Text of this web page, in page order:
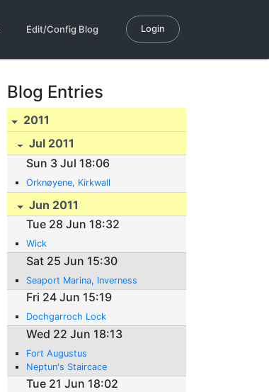
Edit/Config Blog Login
Blog Entries
2011
Jul 2011
Sun 3 Jul 18:06
Orknøyene, Kirkwall
Jun 2011
Tue 28 Jun 18:32
Wick
Sat 25 Jun 15:30
Seaport Marina, Inverness
Fri 24 Jun 15:19
Dochgarroch Lock
Wed 22 Jun 18:13
Fort Augustus
Neptun's Staircace
Tue 21 Jun 18:02